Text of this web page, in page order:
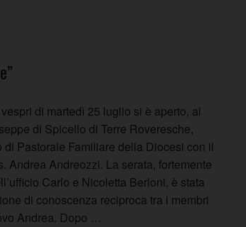
di martedì 25 luglio si è aperto, al
di Spicello di Terre Roveresche,
di Pastorale Familiare della Diocesi con il
Andrea Andreozzi. La serata, fortemente
Carlo e Nicoletta Berloni, è stata
di conoscenza reciproca tra i membri
Andrea. Dopo …